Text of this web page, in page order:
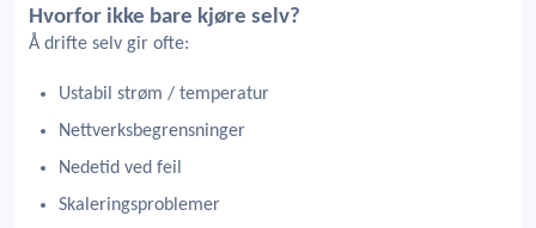
Hvorfor ikke bare kjøre selv?
Å drifte selv gir ofte:
Ustabil strøm / temperatur
Nettverksbegrensninger
Nedetid ved feil
Skaleringsproblemer